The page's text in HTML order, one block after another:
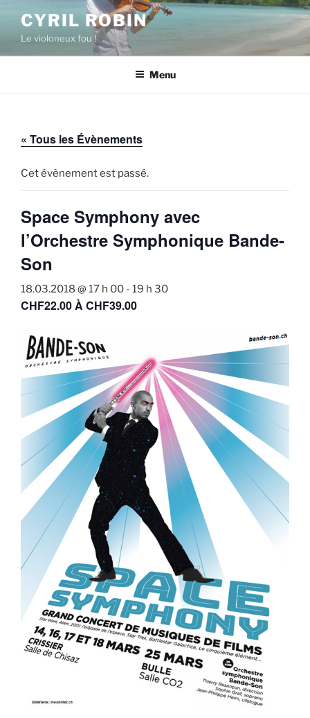
contenu
principal
CYRIL ROBIN
Le violoneux fou !
Menu
« Tous les Évènements
Cet évènement est passé.
Space Symphony avec
l’Orchestre Symphonique Bande-
Son
18.03.2018 @ 17 h 00 - 19 h 30
CHF22.00 À CHF39.00